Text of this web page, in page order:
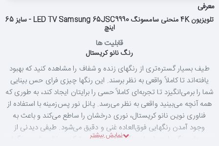
معرفی
تلویزیون 4K منحنی سامسونگ LED TV Samsung 65JSC9990 - سایز 65
اینچ
قابلیت ها
رنگ نانو کریستال
طیف بسیار گستره‌تری از رنگهای زنده و شفاف را مشاهده کنید که بهبود
یافته‌اند تا کاملاً واقعی به نظر برسند. این رنگها چیزی فرای حس بینایی
شما را برمی‌انگیزد تا تجربه‌ای کاملاً حسی را برایتان ایجاد کند، به طوری که
همه آنچه می‌بینید واقعی به نظر می‌رسد. پانل نور پس‌زمینه با استفاده از
فناوری نوین نانو کریستال، نوری درخشان را ساطع می‌کند و باعث به
وجود آمدن رنگهایی فوق‌العاده غنی و دقیق می‌شود. طیفی دیدنی از
پرده‌های رنگ را همراه با پررنگ‌ترین رنگهای مشکی و خالص‌ترین رنگهای